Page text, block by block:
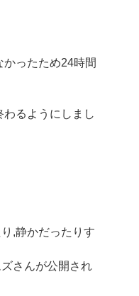
ったため24時間
るようにしまし
,静かだったりす
さんが公開され